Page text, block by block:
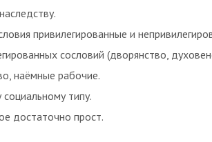
привилегированные и
сословий (дворянство,
наёмные рабочие.
типу.
достаточно прост.